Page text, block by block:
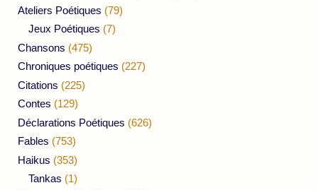
Ateliers Poétiques (79)
Jeux Poétiques (7)
Chansons (475)
Chroniques poétiques (227)
Citations (225)
Contes (129)
Déclarations Poétiques (626)
Fables (753)
Haikus (353)
Tankas (1)